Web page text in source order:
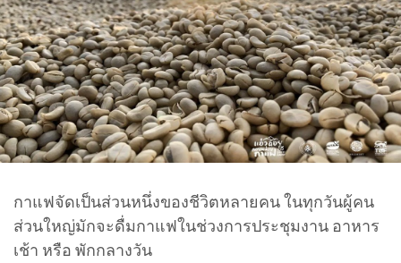
กาแฟจัดเป็นส่วนหนึ่งของชีวิตหลายคน ในทุกวันผู้คน
ส่วนใหญ่มักจะดื่มกาแฟในช่วงการประชุมงาน อาหาร
เช้า หรือ พักกลางวัน